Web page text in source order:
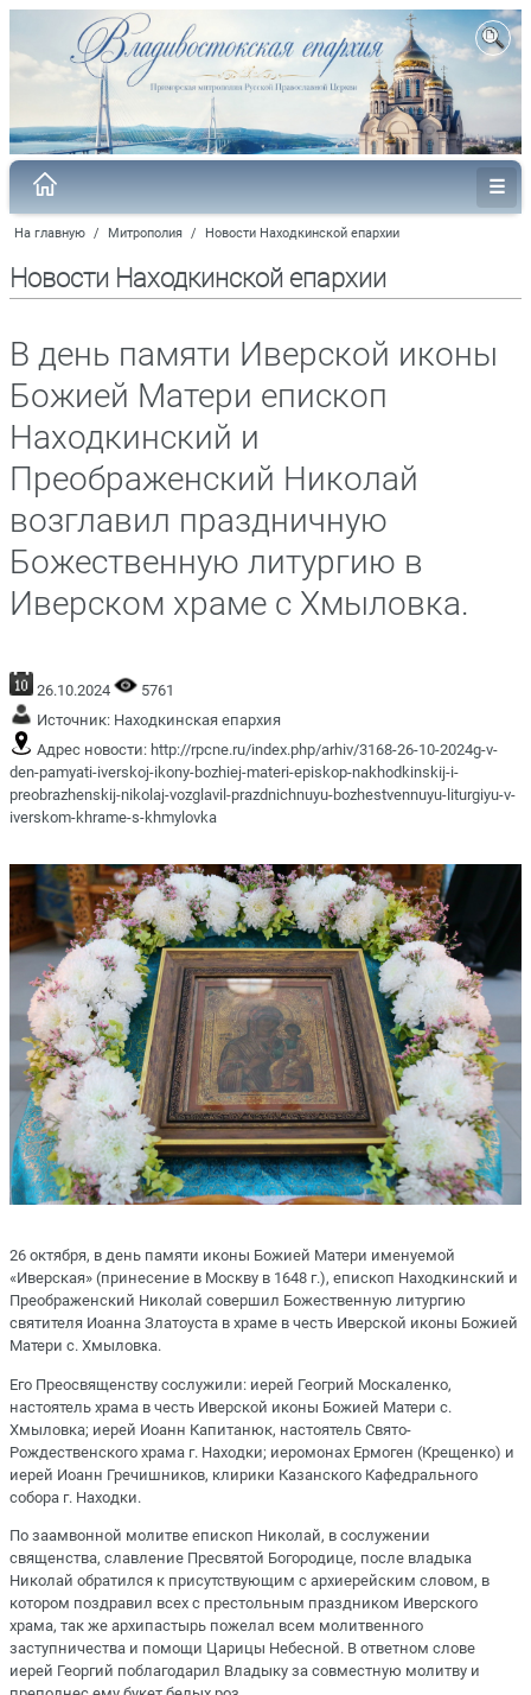
На главную / Митрополия / Новости Находкинской епархии
Новости Находкинской епархии
В день памяти Иверской иконы
Божией Матери епископ
Находкинский и
Преображенский Николай
возглавил праздничную
Божественную литургию в
Иверском храме с Хмыловка.
26.10.2024
5761
Источник: Находкинская епархия
Адрес новости: http://rpcne.ru/index.php/arhiv/3168-26-10-2024g-v-
den-pamyati-iverskoj-ikony-bozhiej-materi-episkop-nakhodkinskij-i-
preobrazhenskij-nikolaj-vozglavil-prazdnichnuyu-bozhestvennuyu-liturgiyu-v-
iverskom-khrame-s-khmylovka
26 октября, в день памяти иконы Божией Матери именуемой
«Иверская» (принесение в Москву в 1648 г.), епископ Находкинский и
Преображенский Николай совершил Божественную литургию
святителя Иоанна Златоуста в храме в честь Иверской иконы Божией
Матери с. Хмыловка.
Его Преосвященству сослужили: иерей Геогрий Москаленко,
настоятель храма в честь Иверской иконы Божией Матери с.
Хмыловка; иерей Иоанн Капитанюк, настоятель Свято-
Рождественского храма г. Находки; иеромонах Ермоген (Крещенко) и
иерей Иоанн Гречишников, клирики Казанского Кафедрального
собора г. Находки.
По заамвонной молитве епископ Николай, в сослужении
священства, славление Пресвятой Богородице, после владыка
Николай обратился к присутствующим с архиерейским словом, в
котором поздравил всех с престольным праздником Иверского
храма, так же архипастырь пожелал всем молитвенного
заступничества и помощи Царицы Небесной. В ответном слове
иерей Георгий поблагодарил Владыку за совместную молитву и